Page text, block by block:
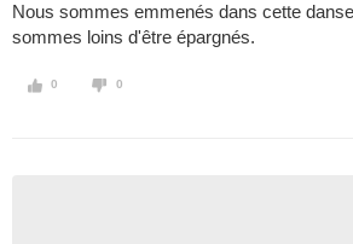
Nous sommes emmenés dans cette
sommes loins d'être épargnés.
0 0